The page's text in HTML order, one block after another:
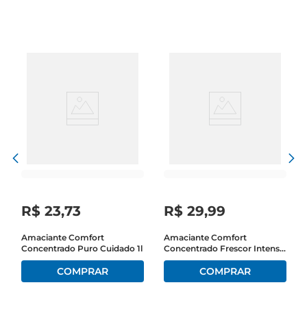
R$ 23,73
Amaciante Comfort
Concentrado Puro Cuidado 1l
R$ 29,99
Amaciante Comfort
Concentrado Frescor Intenso
1,5 Litros